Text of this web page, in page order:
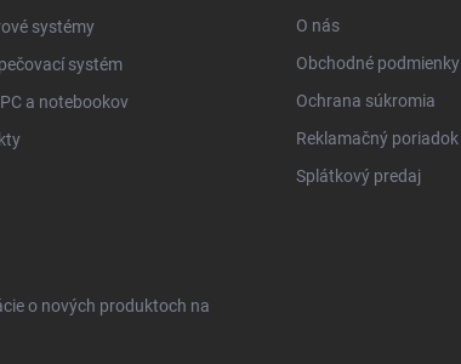
systémy
systém
a notebookov
O nás
Obchodné podmienky
Ochrana súkromia
Reklamačný poriadok
Splátkový predaj
o nových produktoch na